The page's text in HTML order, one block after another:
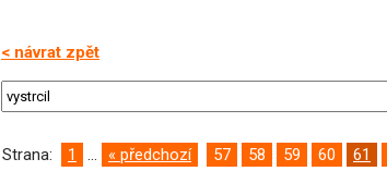
< návrat zpět
Strana: 1 ... « předchozí 57 58 59 60 61